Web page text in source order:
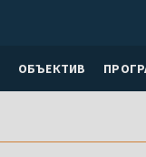
ОБЪЕКТИВ